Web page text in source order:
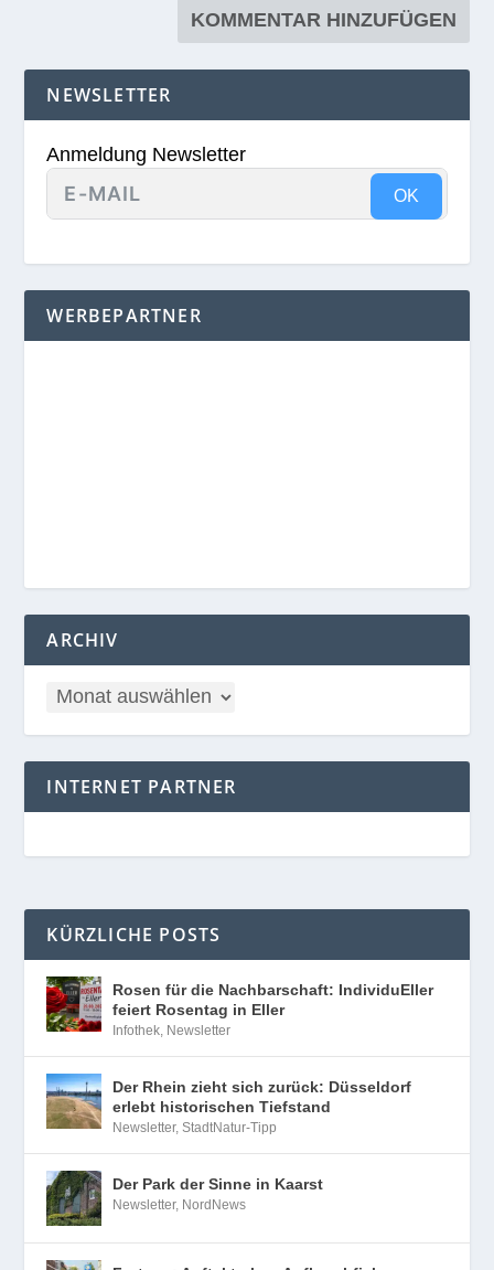
NEWSLETTER
Anmeldung Newsletter
OK
WERBEPARTNER
ARCHIV
INTERNET PARTNER
KÜRZLICHE POSTS
Rosen für die Nachbarschaft: IndividuEller
feiert Rosentag in Eller
Infothek, Newsletter
Der Rhein zieht sich zurück: Düsseldorf
erlebt historischen Tiefstand
Newsletter,StadtNatur-Tipp
Der Park der Sinne in Kaarst
Newsletter, NordNews